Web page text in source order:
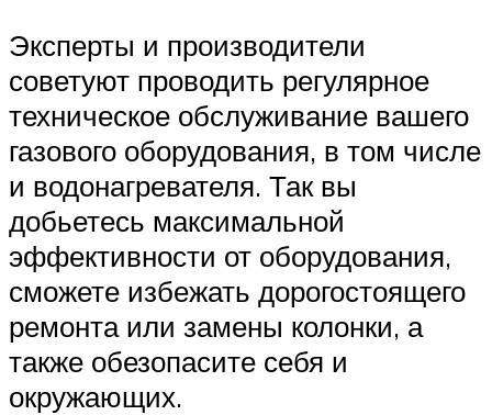
Эксперты и производители
советуют проводить регулярное
техническое обслуживание вашего
газового оборудования, в том числе
и водонагревателя. Так вы
добьетесь максимальной
эффективности от оборудования,
сможете избежать дорогостоящего
ремонта или замены колонки, а
также обезопасите себя и
окружающих.